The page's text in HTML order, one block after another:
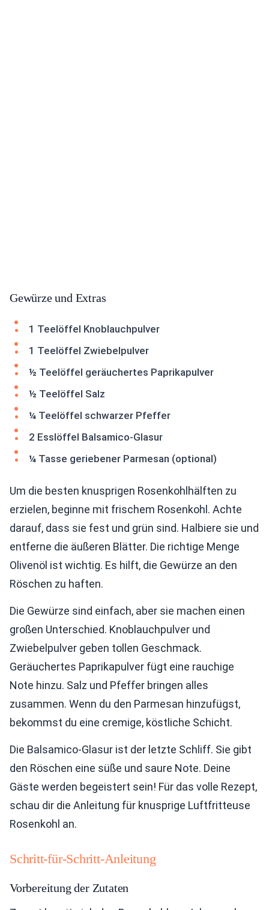
Gewürze und Extras
1 Teelöffel Knoblauchpulver
1 Teelöffel Zwiebelpulver
½ Teelöffel geräuchertes Paprikapulver
½ Teelöffel Salz
¼ Teelöffel schwarzer Pfeffer
2 Esslöffel Balsamico-Glasur
¼ Tasse geriebener Parmesan (optional)
Um die besten knusprigen Rosenkohlhälften zu
erzielen, beginne mit frischem Rosenkohl. Achte
darauf, dass sie fest und grün sind. Halbiere sie und
entferne die äußeren Blätter. Die richtige Menge
Olivenöl ist wichtig. Es hilft, die Gewürze an den
Röschen zu haften.
Die Gewürze sind einfach, aber sie machen einen
großen Unterschied. Knoblauchpulver und
Zwiebelpulver geben tollen Geschmack.
Geräuchertes Paprikapulver fügt eine rauchige
Note hinzu. Salz und Pfeffer bringen alles
zusammen. Wenn du den Parmesan hinzufügst,
bekommst du eine cremige, köstliche Schicht.
Die Balsamico-Glasur ist der letzte Schliff. Sie gibt
den Röschen eine süße und saure Note. Deine
Gäste werden begeistert sein! Für das volle Rezept,
schau dir die Anleitung für knusprige Luftfritteuse
Rosenkohl an.
Schritt-für-Schritt-Anleitung
Vorbereitung der Zutaten